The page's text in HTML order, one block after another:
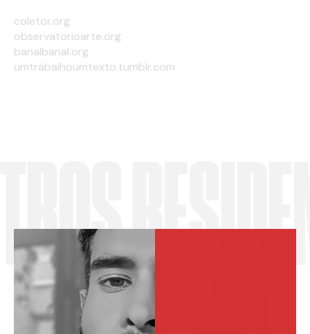
coletor.org
observatorioarte.org
banalbanal.org
umtrabalhoumtexto.tumblr.com